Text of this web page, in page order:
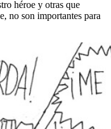
héroe y otras que
no son importantes para